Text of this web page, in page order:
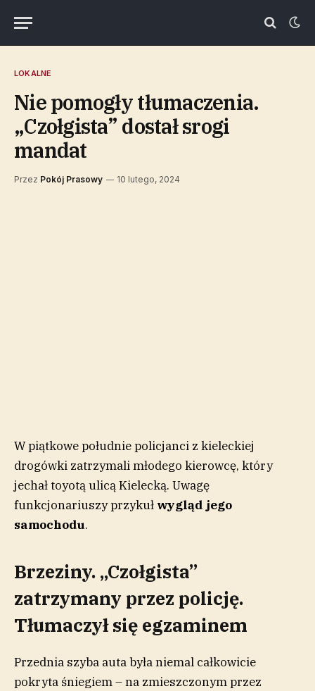
LOKALNE
Nie pomogły tłumaczenia.
„Czołgista” dostał srogi
mandat
Przez Pokój Prasowy 10 lutego, 2024
W piątkowe południe policjanci z kieleckiej
drogówki zatrzymali młodego kierowcę, który
jechał toyotą ulicą Kielecką. Uwagę
funkcjonariuszy przykuł wygląd jego
samochodu.
Brzeziny. „Czołgista”
zatrzymany przez policję.
Tłumaczył się egzaminem
Przednia szyba auta była niemal całkowicie
pokryta śniegiem – na zmieszczonym przez